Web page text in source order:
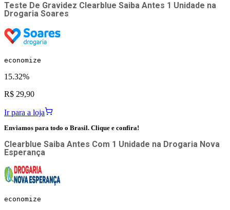
Teste De Gravidez Clearblue Saiba Antes 1 Unidade na
Drogaria Soares
economize
15.32%
R$ 29,90
Ir para a loja
Enviamos para todo o Brasil. Clique e confira!
Clearblue Saiba Antes Com 1 Unidade na Drogaria Nova
Esperança
economize